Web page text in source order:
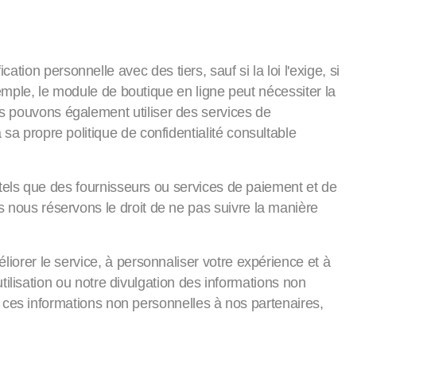
personnelle avec des tiers, sauf si la loi l'exige, si
le module de boutique en ligne peut nécessiter la
pouvons également utiliser des services de
propre politique de confidentialité consultable
que des fournisseurs ou services de paiement et de
réservons le droit de ne pas suivre la manière
le service, à personnaliser votre expérience et à
ou notre divulgation des informations non
informations non personnelles à nos partenaires,